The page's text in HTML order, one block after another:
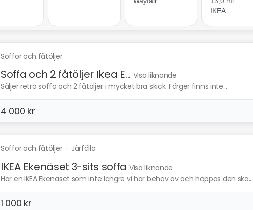
Soffor och fåtöljer
Soffa och 2 fåtöljer Ikea E... Visa liknande
Säljer retro soffa och 2 fåtöljer i mycket bra skick. Färger finns inte...
4 000 kr
Soffor och fåtöljer· Järfälla
IKEA Ekenäset 3-sits soffa Visa liknande
Har en IKEA Ekenäset som inte längre vi har behov av och hoppas den ska...
1 000 kr